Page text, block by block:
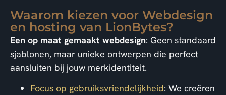
Waarom kiezen voor Webdesign
en hosting van LionBytes?
Een op maat gemaakt webdesign: Geen standaard
sjablonen, maar unieke ontwerpen die perfect
aansluiten bij jouw merkidentiteit.
Focus op gebruiksvriendelijkheid: We creëren